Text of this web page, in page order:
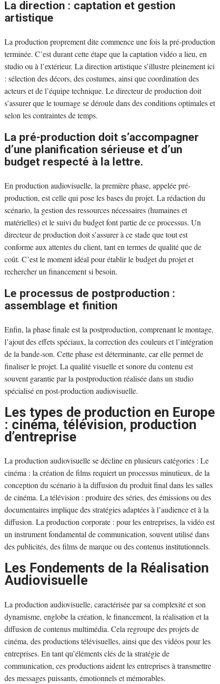
La direction : captation et gestion
artistique
La production proprement dite commence une fois la pré-production
terminée. C’est durant cette étape que la captation vidéo a lieu, en
studio ou à l’extérieur. La direction artistique s’illustre pleinement ici
: sélection des décors, des costumes, ainsi que coordination des
acteurs et de l’équipe technique. Le directeur de production doit
s’assurer que le tournage se déroule dans des conditions optimales et
selon les contraintes de temps.
La pré-production doit s’accompagner
d’une planification sérieuse et d’un
budget respecté à la lettre.
En production audiovisuelle, la première phase, appelée pré-
production, est celle qui pose les bases du projet. La rédaction du
scénario, la gestion des ressources nécessaires (humaines et
matérielles) et le suivi du budget font partie de ce processus. Un
directeur de production doit s’assurer à ce stade que tout est
conforme aux attentes du client, tant en termes de qualité que de
coût. C’est le moment idéal pour établir le budget du projet et
rechercher un financement si besoin.
Le processus de postproduction :
assemblage et finition
Enfin, la phase finale est la postproduction, comprenant le montage,
l’ajout des effets spéciaux, la correction des couleurs et l’intégration
de la bande-son. Cette phase est déterminante, car elle permet de
finaliser le projet. La qualité visuelle et sonore du contenu est
souvent garantie par la postproduction réalisée dans un studio
spécialisé en post-production audiovisuelle.
Les types de production en Europe
: cinéma, télévision, production
d’entreprise
La production audiovisuelle se décline en plusieurs catégories : Le
cinéma : la création de films requiert un processus minutieux, de la
conception du scénario à la diffusion du produit final dans les salles
de cinéma. La télévision : produire des séries, des émissions ou des
documentaires implique des stratégies adaptées à l’audience et à la
diffusion. La production corporate : pour les entreprises, la vidéo est
un instrument fondamental de communication, souvent utilisé dans
des publicités, des films de marque ou des contenus institutionnels.
Les Fondements de la Réalisation
Audiovisuelle
La production audiovisuelle, caractérisée par sa complexité et son
dynamisme, englobe la création, le financement, la réalisation et la
diffusion de contenus multimédia. Cela regroupe des projets de
cinéma, des productions télévisuelles, ainsi que des vidéos pour les
entreprises. En tant qu’éléments clés de la stratégie de
communication, ces productions aident les entreprises à transmettre
des messages puissants, émotionnels et mémorables.